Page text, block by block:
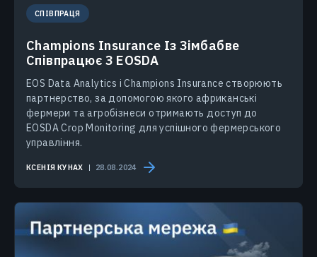
СПІВПРАЦЯ
Champions Insurance Із Зімбабве
Співпрацює З EOSDA
EOS Data Analytics і Champions Insurance створюють
партнерство, за допомогою якого африканські
фермери та агробізнеси отримають доступ до
EOSDA Crop Monitoring для успішного фермерського
управління.
КСЕНІЯ КУНАХ 28.08.2024